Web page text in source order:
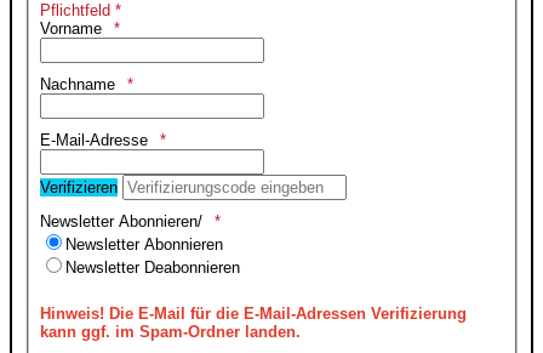
Pflichtfeld *
Vorname
Nachname
E-Mail-Adresse
Verifizieren
Newsletter Abonnieren/
Newsletter Abonnieren
Newsletter Deabonnieren
Hinweis! Die E-Mail für die E-Mail-Adressen Verifizierung
kann ggf. im Spam-Ordner landen.